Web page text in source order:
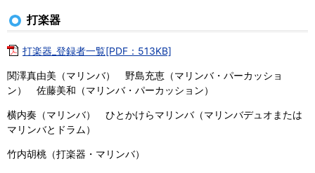
打楽器
打楽器_登録者一覧[PDF：513KB]
関澤真由美（マリンバ） 野島充恵（マリンバ・パーカッショ
ン） 佐藤美和（マリンバ・パーカッション）
横内奏（マリンバ） ひとかけらマリンバ（マリンバデュオまたは
マリンバとドラム）
竹内胡桃（打楽器・マリンバ）